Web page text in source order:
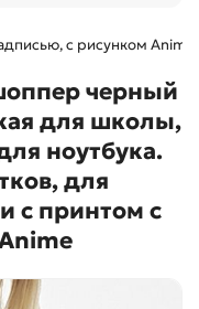
с рисунком Anime
черный
для школы,
ноутбука.
для
с принтом с